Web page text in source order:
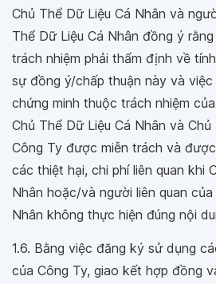
Chủ Thể Dữ Liệu Cá Nhân và
Thể Dữ Liệu Cá Nhân đồng ý
trách nhiệm phải thẩm định về
sự đồng ý/chấp thuận này và
chứng minh thuộc trách nhiệm
Chủ Thể Dữ Liệu Cá Nhân và
Công Ty được miễn trách và
các thiệt hại, chi phí liên quan khi
Nhân hoặc/và người liên quan
Nhân không thực hiện đúng nội
1.6. Bằng việc đăng ký sử dụng
của Công Ty, giao kết hợp đồng